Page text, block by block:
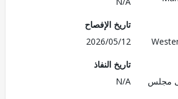
تاريخ الإفصاح
2026/05/12
تاريخ النفاذ
N/A